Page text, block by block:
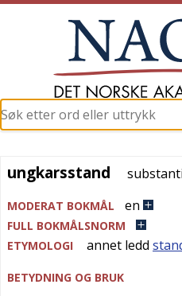
ungkarsstand
ungkarsstand
MODERAT BOKMÅL en
FULL BOKMÅLSNORM
ETYMOLOGI
annet ledd
BETYDNING OG BRUK